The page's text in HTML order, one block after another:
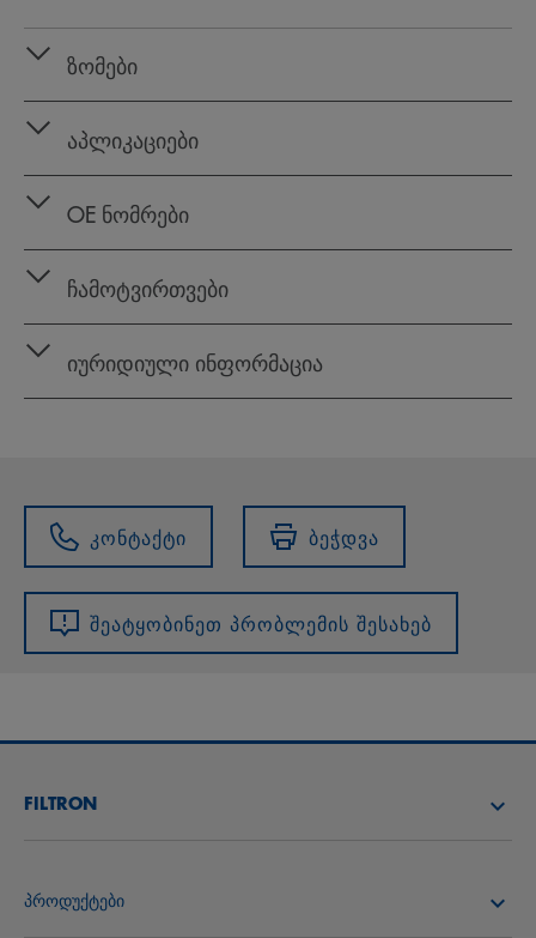
ზომები
აპლიკაციები
OE ნომრები
ჩამოტვირთვები
იურიდიული ინფორმაცია
კონტაქტი ბეჭდვა
შეატყობინეთ პრობლემის შესახებ
FILTRON
იპოვე დისტრიბიუტორი
პროდუქტები